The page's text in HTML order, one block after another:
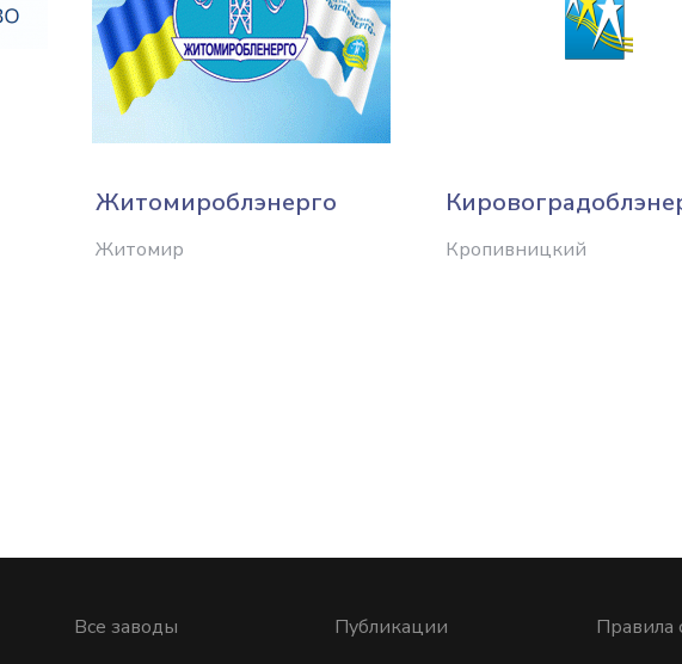
Житомироблэнерго
Житомир Кропивницкий
Все заводы
Публикации
Правила